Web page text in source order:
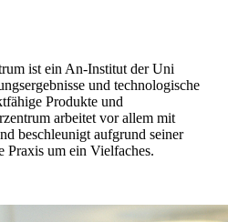
ist ein An-Institut der Uni
und technologische
Produkte und
arbeitet vor allem mit
beschleunigt aufgrund seiner
Praxis um ein Vielfaches.